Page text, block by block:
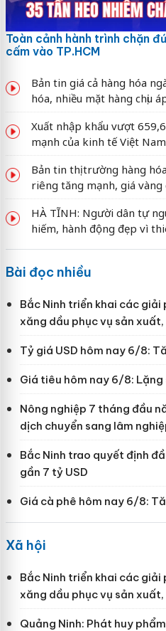
Toàn cảnh hành trình chặn
cấm vào TP.HCM
Bản tin giá cả hàng hóa
hóa, nhiều mặt hàng chịu
Xuất nhập khẩu vượt
mạnh của kinh tế Việt Nam
Bản tin thị trường hàng
riêng tăng mạnh, giá vàng
HÀ TĨNH: Người dân tự
hiếm, hành động đẹp vì
Bài đọc nhiều
Bắc Ninh triển khai các
xăng dầu phục vụ sản
Tỷ giá USD hôm nay 6/8:
Giá tiêu hôm nay 6/8: Lặng
Nông nghiệp 7 tháng đầu
dịch chuyển sang lâm
Bắc Ninh trao quyết định
gần 7 tỷ USD
Giá cà phê hôm nay 6/8:
Xã hội
Bắc Ninh triển khai các
xăng dầu phục vụ sản
Quảng Ninh: Phát huy